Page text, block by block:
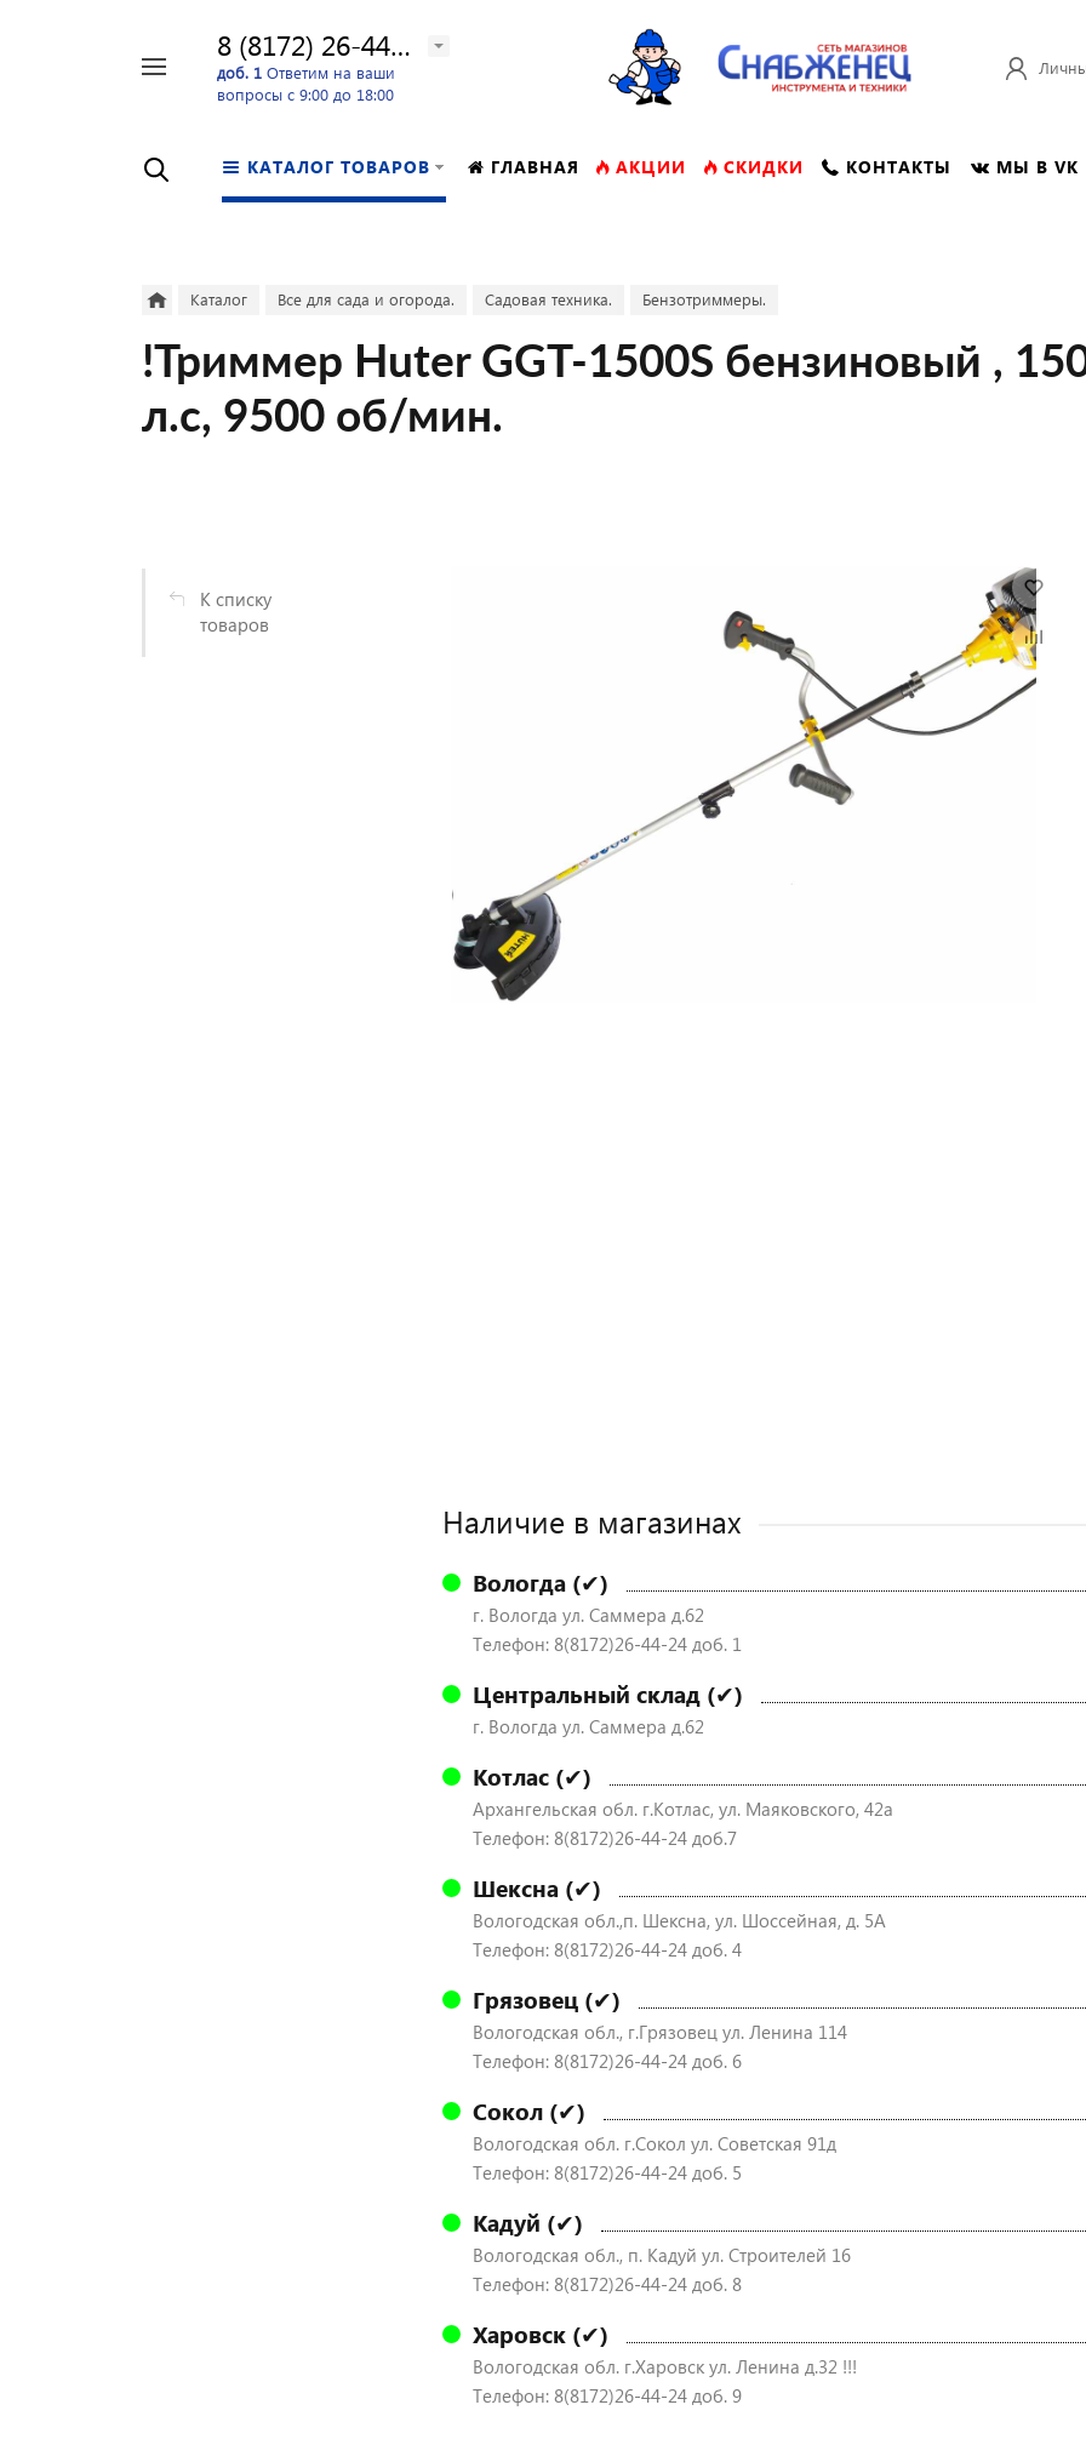
8 (8172) 26-44-24
доб. 1 Ответим на ваши
вопросы с 9:00 до 18:00
КАТАЛОГ ТОВАРОВ ГЛАВНАЯ АКЦИИ СКИДКИ КОНТАКТЫ МЫ В VK
Каталог Все для сада и огорода. Садовая техника. Бензотриммеры.
!Триммер Huter GGT-1500S бензиновый ,
л.с, 9500 об/мин.
К списку
товаров
Наличие в магазинах
Вологда (✔)
г. Вологда ул. Саммера д.62
Телефон: 8(8172)26-44-24 доб. 1
Центральный склад (✔)
г. Вологда ул. Саммера д.62
Котлас (✔)
Архангельская обл. г.Котлас, ул. Маяковского, 42а
Телефон: 8(8172)26-44-24 доб.7
Шексна (✔)
Вологодская обл.,п. Шексна, ул. Шоссейная, д. 5А
Телефон: 8(8172)26-44-24 доб. 4
Грязовец (✔)
Вологодская обл., г.Грязовец ул. Ленина 114
Телефон: 8(8172)26-44-24 доб. 6
Сокол (✔)
Вологодская обл. г.Сокол ул. Советская 91д
Телефон: 8(8172)26-44-24 доб. 5
Кадуй (✔)
Вологодская обл., п. Кадуй ул. Строителей 16
Телефон: 8(8172)26-44-24 доб. 8
Харовск (✔)
Вологодская обл. г.Харовск ул. Ленина д.32 !!!
Телефон: 8(8172)26-44-24 доб. 9